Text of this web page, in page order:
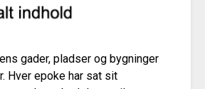
gader, pladser og bygninger
Hver epoke har sat sit